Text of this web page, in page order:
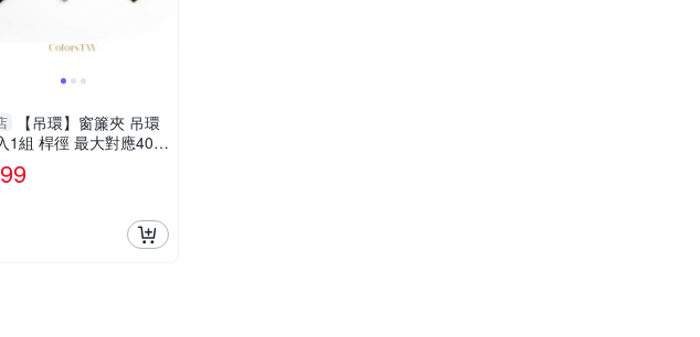
【吊環】窗簾夾 吊環
1組 桿徑 最大對應40m
件 鱷魚夾 五金用品